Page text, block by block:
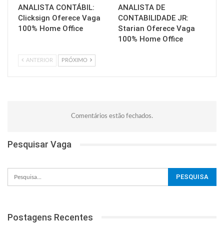
ANALISTA CONTÁBIL:
Clicksign Oferece Vaga
100% Home Office
ANALISTA DE
CONTABILIDADE JR:
Starian Oferece Vaga
100% Home Office
ANTERIOR PRÓXIMO
Comentários estão fechados.
Pesquisar Vaga
Postagens Recentes